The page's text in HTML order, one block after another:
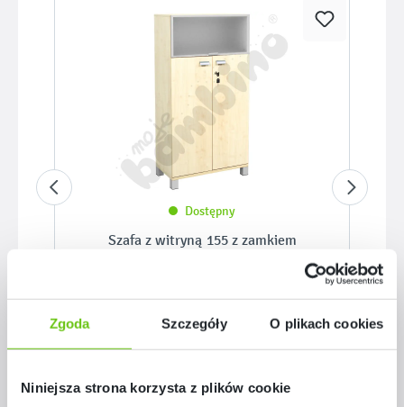
Zgoda Szczegóły O plikach cookies
Niniejsza strona korzysta z plików cookie
Dostępny
Szafa z witryną 155 z zamkiem
1 459,90 zł